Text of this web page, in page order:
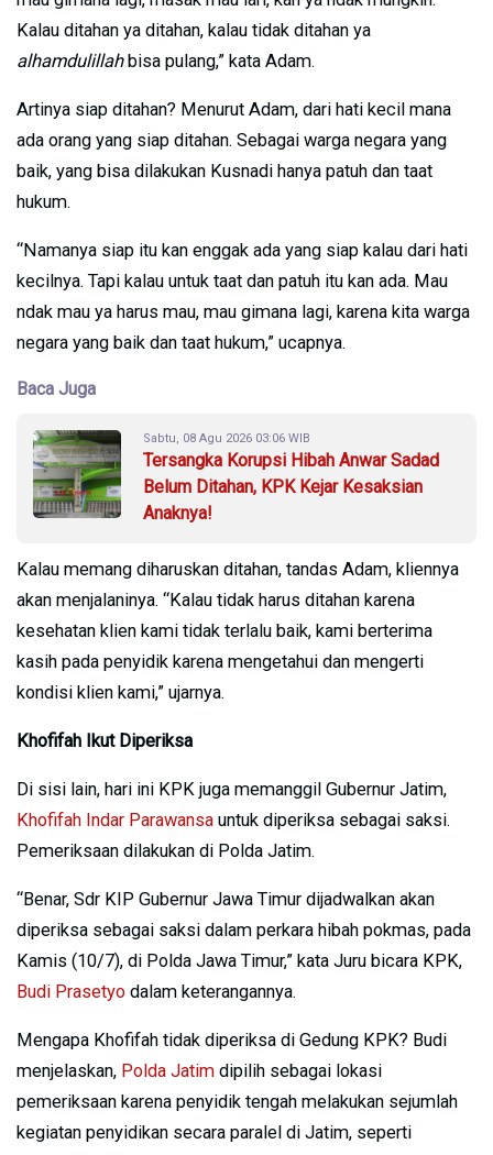
Kalau ditahan ya ditahan, kalau tidak ditahan ya
alhamdulillahbisa pulang,” kata Adam.
Artinya siap ditahan? Menurut Adam, dari hati kecil mana
ada orang yang siap ditahan. Sebagai warga negara yang
baik, yang bisa dilakukan Kusnadi hanya patuh dan taat
hukum.
“Namanya siap itu kan enggak ada yang siap kalau dari hati
kecilnya. Tapi kalau untuk taat dan patuh itu kan ada. Mau
ndak mau ya harus mau, mau gimana lagi, karena kita warga
negara yang baik dan taat hukum,” ucapnya.
Baca Juga
Sabtu, 08 Agu 2026 03:06 WIB
Tersangka Korupsi Hibah Anwar Sadad
Belum Ditahan, KPK Kejar Kesaksian
Anaknya!
Kalau memang diharuskan ditahan, tandas Adam, kliennya
akan menjalaninya. “Kalau tidak harus ditahan karena
kesehatan klien kami tidak terlalu baik, kami berterima
kasih pada penyidik karena mengetahui dan mengerti
kondisi klien kami,” ujarnya.
Khofifah Ikut Diperiksa
Di sisi lain, hari ini KPK juga memanggil Gubernur Jatim,
Khofifah Indar Parawansa untuk diperiksa sebagai saksi.
Pemeriksaan dilakukan di Polda Jatim.
“Benar, Sdr KIP Gubernur Jawa Timur dijadwalkan akan
diperiksa sebagai saksi dalam perkara hibah pokmas, pada
Kamis (10/7), di Polda Jawa Timur,” kata Juru bicara KPK,
Budi Prasetyo dalam keterangannya.
Mengapa Khofifah tidak diperiksa di Gedung KPK? Budi
menjelaskan, Polda Jatim dipilih sebagai lokasi
pemeriksaan karena penyidik tengah melakukan sejumlah
kegiatan penyidikan secara paralel di Jatim, seperti